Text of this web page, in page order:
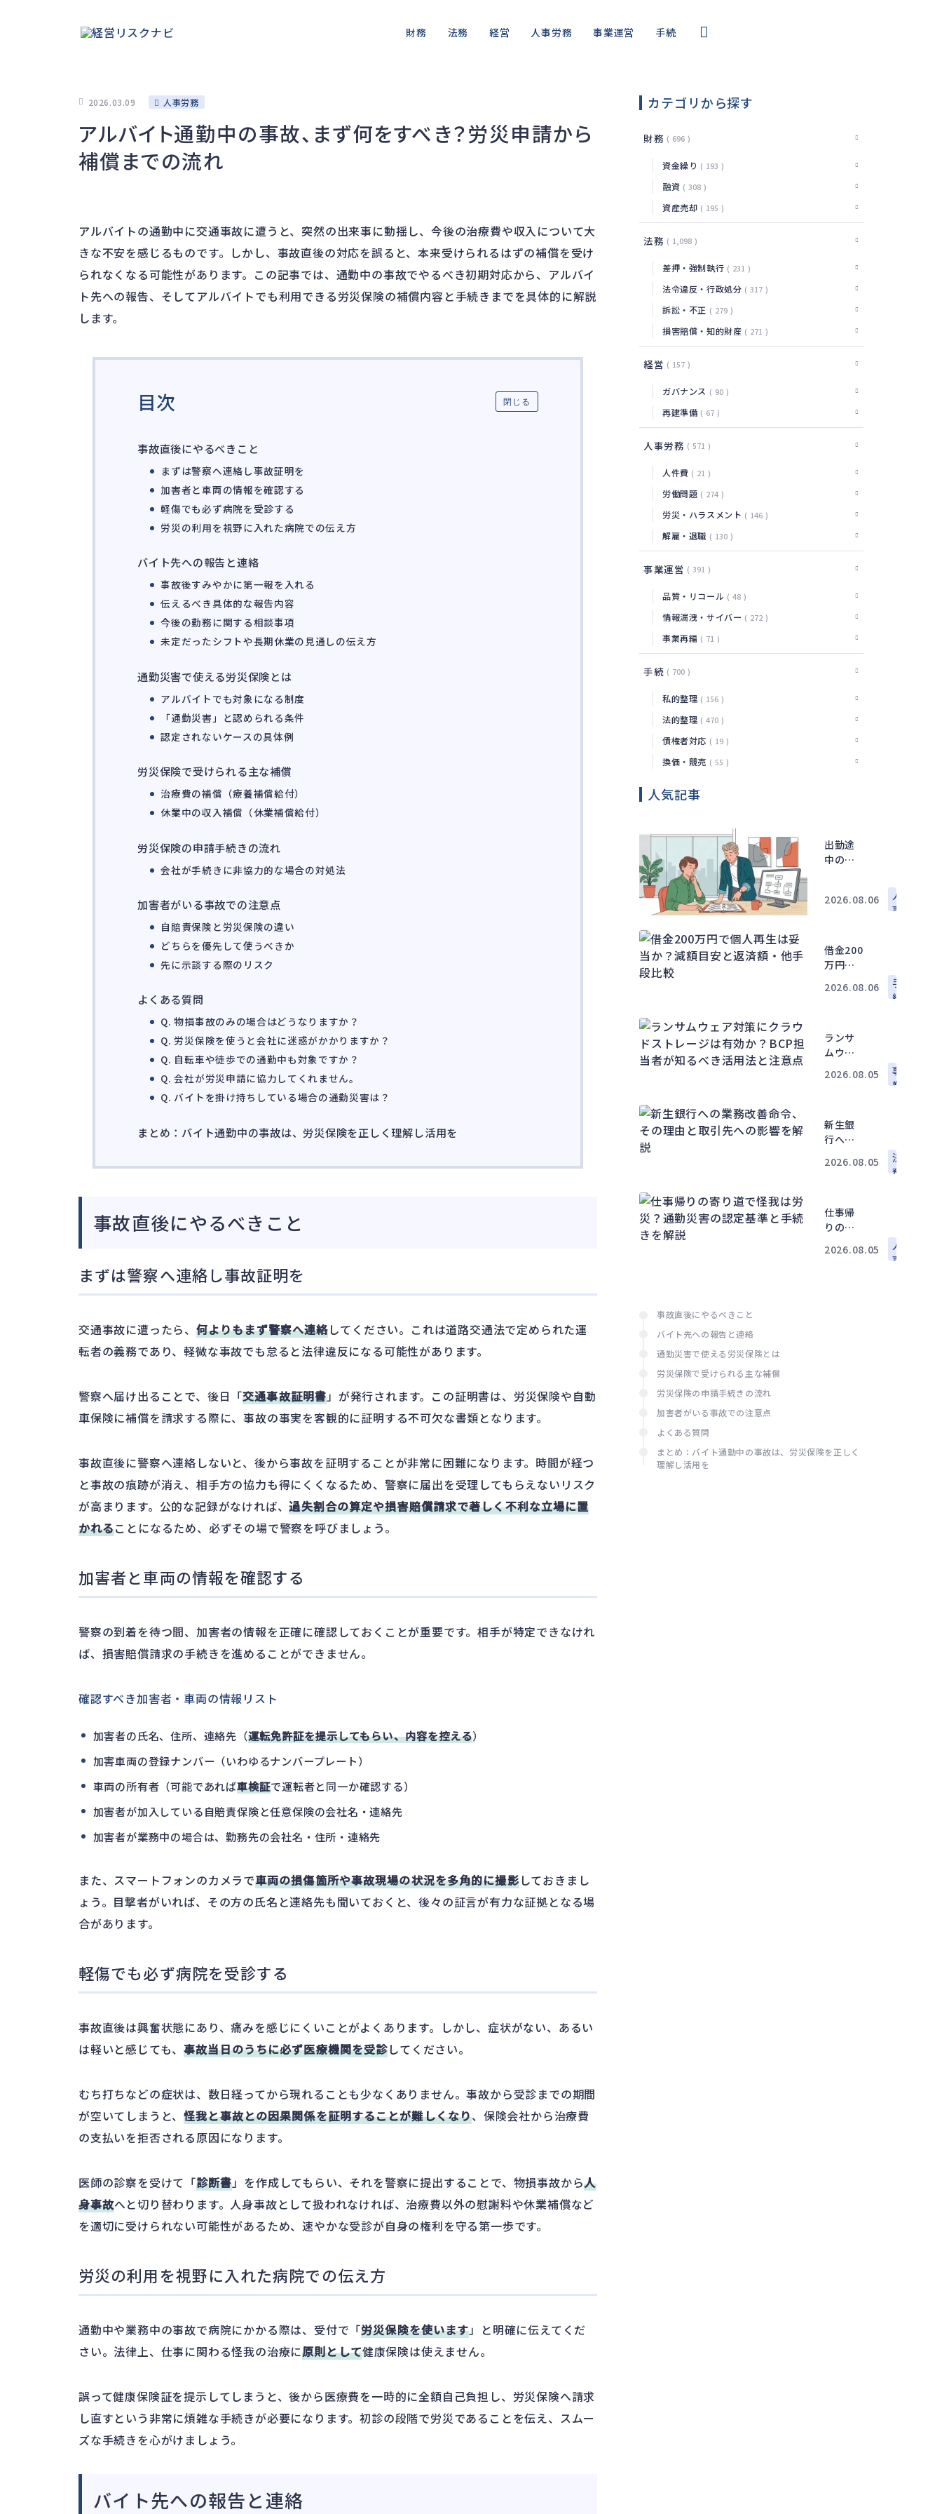
財務
資産売却
法務
訴訟・不正
経営 人事労務
労災・ハラスメント
事業運営
情報漏洩・サイバー
手続
債権者対応
2026.03.09 人事労務
アルバイト通勤中の事故、まず何をすべき？労災申請から
補償までの流れ
アルバイトの通勤中に交通事故に遭うと、突然の出来事に動揺し、今後の治療費や収入について大
きな不安を感じるものです。しかし、事故直後の対応を誤ると、本来受けられるはずの補償を受け
られなくなる可能性があります。この記事では、通勤中の事故でやるべき初期対応から、アルバイ
ト先への報告、そしてアルバイトでも利用できる労災保険の補償内容と手続きまでを具体的に解説
します。
閉じる
目次
事故直後にやるべきこと
まずは警察へ連絡し事故証明を
加害者と車両の情報を確認する
軽傷でも必ず病院を受診する
労災の利用を視野に入れた病院での伝え方
バイト先への報告と連絡
事故後すみやかに第一報を入れる
伝えるべき具体的な報告内容
今後の勤務に関する相談事項
未定だったシフトや長期休業の見通しの伝え方
通勤災害で使える労災保険とは
アルバイトでも対象になる制度
「通勤災害」と認められる条件
認定されないケースの具体例
労災保険で受けられる主な補償
治療費の補償（療養補償給付）
休業中の収入補償（休業補償給付）
労災保険の申請手続きの流れ
会社が手続きに非協力的な場合の対処法
加害者がいる事故での注意点
自賠責保険と労災保険の違い
どちらを優先して使うべきか
先に示談する際のリスク
よくある質問
Q. 物損事故のみの場合はどうなりますか？
Q. 労災保険を使うと会社に迷惑がかかりますか？
Q. 自転車や徒歩での通勤中も対象ですか？
Q. 会社が労災申請に協力してくれません。
Q. バイトを掛け持ちしている場合の通勤災害は？
まとめ：バイト通勤中の事故は、労災保険を正しく理解し活用を
事故直後にやるべきこと
まずは警察へ連絡し事故証明を
交通事故に遭ったら、 何よりもまず警察へ連絡してください。これは道路交通法で定められた運
転者の義務であり、軽微な事故でも怠ると法律違反になる可能性があります。
警察へ届け出ることで、後日「交通事故証明書」が発行されます。この証明書は、労災保険や自動
車保険に補償を請求する際に、事故の事実を客観的に証明する不可欠な書類となります。
事故直後に警察へ連絡しないと、後から事故を証明することが非常に困難になります。時間が経つ
と事故の痕跡が消え、相手方の協力も得にくくなるため、警察に届出を受理してもらえないリスク
が高まります。公的な記録がなければ、過失割合の算定や損害賠償請求で著しく不利な立場に置
かれることになるため、必ずその場で警察を呼びましょう。
加害者と車両の情報を確認する
警察の到着を待つ間、加害者の情報を正確に確認しておくことが重要です。相手が特定できなけれ
ば、損害賠償請求の手続きを進めることができません。
確認すべき加害者・車両の情報リスト
加害者の氏名、住所、連絡先（運転免許証を提示してもらい、内容を控える）
加害車両の登録ナンバー（いわゆるナンバープレート）
車両の所有者（可能であれば車検証で運転者と同一か確認する）
加害者が加入している自賠責保険と任意保険の会社名・連絡先
加害者が業務中の場合は、勤務先の会社名・住所・連絡先
また、スマートフォンのカメラで車両の損傷箇所や事故現場の状況を多角的に撮影しておきまし
ょう。目撃者がいれば、その方の氏名と連絡先も聞いておくと、後々の証言が有力な証拠となる場
合があります。
軽傷でも必ず病院を受診する
事故直後は興奮状態にあり、痛みを感じにくいことがよくあります。しかし、症状がない、あるい
は軽いと感じても、事故当日のうちに必ず医療機関を受診してください。
むち打ちなどの症状は、数日経ってから現れることも少なくありません。事故から受診までの期間
が空いてしまうと、怪我と事故との因果関係を証明することが難しくなり、保険会社から治療費
の支払いを拒否される原因になります。
医師の診察を受けて「診断書」を作成してもらい、それを警察に提出することで、物損事故から人
身事故へと切り替わります。人身事故として扱われなければ、治療費以外の慰謝料や休業補償など
を適切に受けられない可能性があるため、速やかな受診が自身の権利を守る第一歩です。
労災の利用を視野に入れた病院での伝え方
通勤中や業務中の事故で病院にかかる際は、受付で「労災保険を使います」と明確に伝えてくだ
さい。法律上、仕事に関わる怪我の治療に原則として健康保険は使えません。
誤って健康保険証を提示してしまうと、後から医療費を一時的に全額自己負担し、労災保険へ請求
し直すという非常に煩雑な手続きが必要になります。初診の段階で労災であることを伝え、スムー
ズな手続きを心がけましょう。
バイト先への報告と連絡
カテゴリから探す
財務 696
資金繰り 193
融資 308
資産売却 195
法務 1,098
差押・強制執行 231
法令違反・行政処分 317
訴訟・不正 279
損害賠償・知的財産 271
経営 157
ガバナンス 90
再建準備 67
人事労務 571
人件費 21
労働問題 274
労災・ハラスメント 146
解雇・退職 130
事業運営 391
品質・リコール 48
情報漏洩・サイバー 272
事業再編 71
手続 700
私的整理 156
法的整理 470
債権者対応 19
換価・競売 55
人気記事
出勤途
中の事
べき対
の判断
基準と
続
2026.08.06
人
事
借金200
万円で
生は妥
安と返
済額・
比較
2026.08.06
手
続
ランサ
ムウェ
にクラ
ジは有
効か？
当者が
法と注
意点
2026.08.05
事
業
新生銀
行への
善命
と取引
先への
解説
2026.08.05
法
務
仕事帰
りの寄
怪我は
2026.08.05
人
事
事故直後にやるべきこと
バイト先への報告と連絡
通勤災害で使える労災保険とは
労災保険で受けられる主な補償
労災保険の申請手続きの流れ
加害者がいる事故での注意点
よくある質問
まとめ：バイト通勤中の事故は、労災保険を正しく
理解し活用を